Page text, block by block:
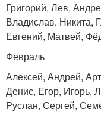
Григорий, Лев,
Владислав, Никита,
Евгений, Матвей,
Февраль
Алексей, Андрей,
Денис, Егор, Игорь,
Руслан, Сергей,